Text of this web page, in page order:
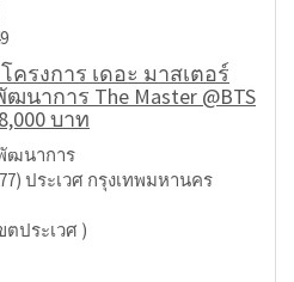
รงการ เดอะ มาสเตอร์
าการ The Master @BTS
บาท
ฒนาการ
ประเวศ กรุงเทพมหานคร
ตประเวศ )